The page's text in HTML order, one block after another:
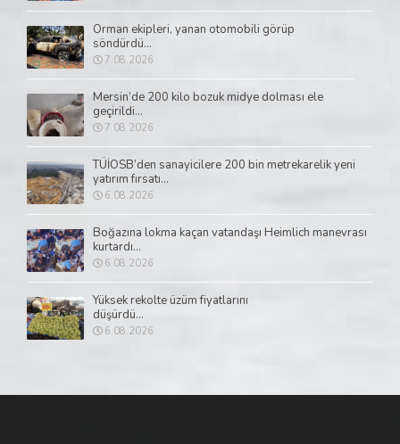
Orman ekipleri, yanan otomobili görüp
söndürdü...
7.08.2026
Mersin’de 200 kilo bozuk midye dolması ele
geçirildi...
7.08.2026
TÜİOSB’den sanayicilere 200 bin metrekarelik yeni
yatırım fırsatı...
6.08.2026
Boğazına lokma kaçan vatandaşı Heimlich manevrası
kurtardı...
6.08.2026
Yüksek rekolte üzüm fiyatlarını
düşürdü...
6.08.2026